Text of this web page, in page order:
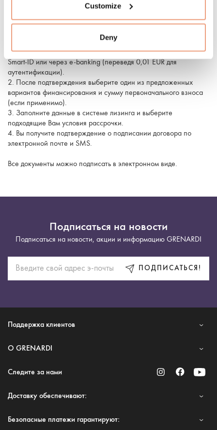
Customize
Deny
Чтобы оформить рассрочку на товары, следуйте этим шагам:
«Inbank lizingas». Вы будете перенаправлены в систему
лизинга для подтверждения личности с помощью m-signature,
Smart-ID или через e-banking (переведя 0,01 EUR для
аутентификации).
2. После подтверждения выберите один из предложенных
вариантов финансирования и сумму первоначального взноса
(если применимо).
3. Заполните данные в системе лизинга и выберите
подходящие Вам условия рассрочки.
4. Вы получите подтверждение о подписании договора по
электронной почте и SMS.
Все документы можно подписать в электронном виде.
Подписаться на новости
Подписаться на новости, акции и информацию GRENARDI
ПОДПИСАТЬСЯ!
Поддержка клиентов
O GRENARDI
Следите за нами
Доставку обеспечивают:
Безопасные платежи гарантируют: